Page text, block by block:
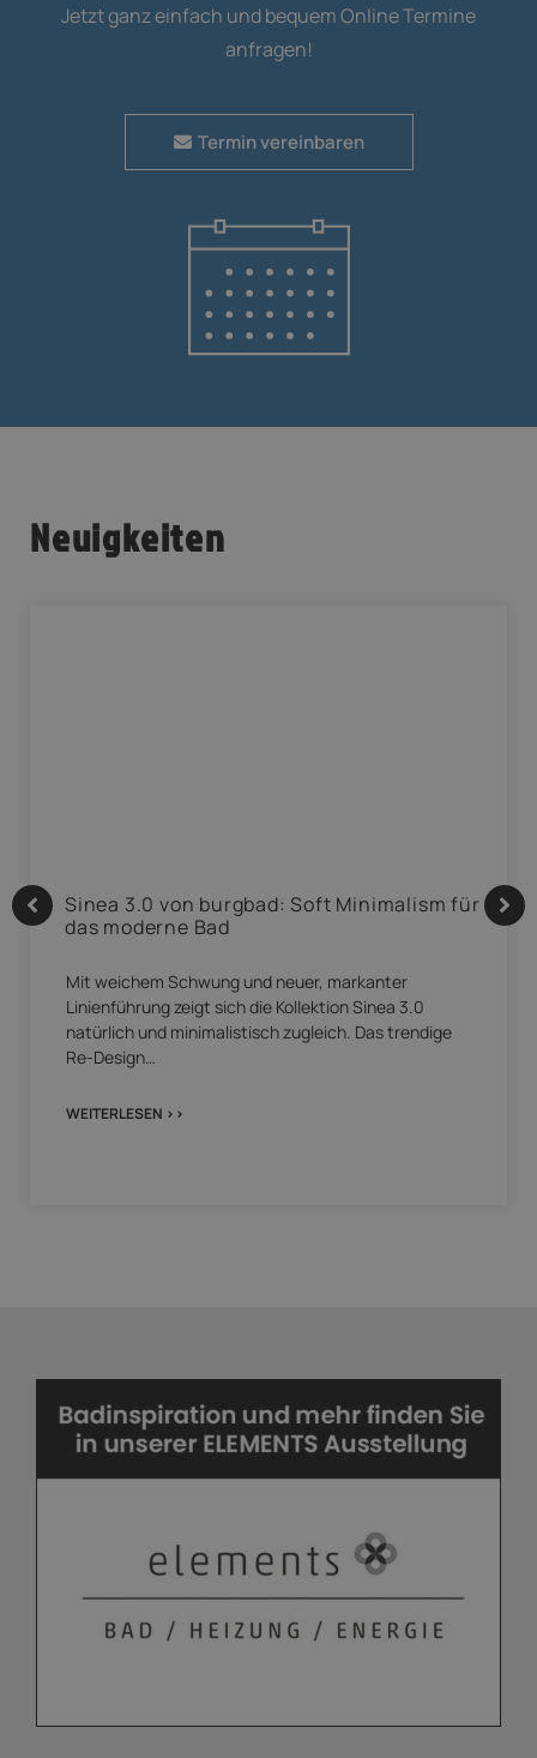
Jetzt ganz einfach und bequem Online Termine
anfragen!
Termin vereinbaren
Neuigkeiten
Sinea 3.0 von burgbad: Soft Minimalism für
das moderne Bad
Mit weichem Schwung und neuer, markanter
Linienführung zeigt sich die Kollektion Sinea 3.0
natürlich und minimalistisch zugleich. Das trendige
Re-Design…
WEITERLESEN >>